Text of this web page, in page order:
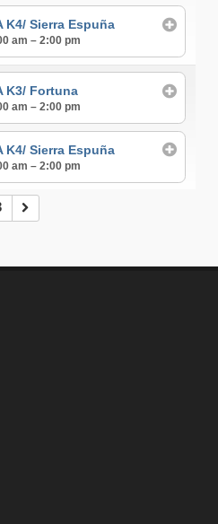
K4/ Sierra Espuña
am – 2:00 pm
K3/ Fortuna
am – 2:00 pm
K4/ Sierra Espuña
am – 2:00 pm